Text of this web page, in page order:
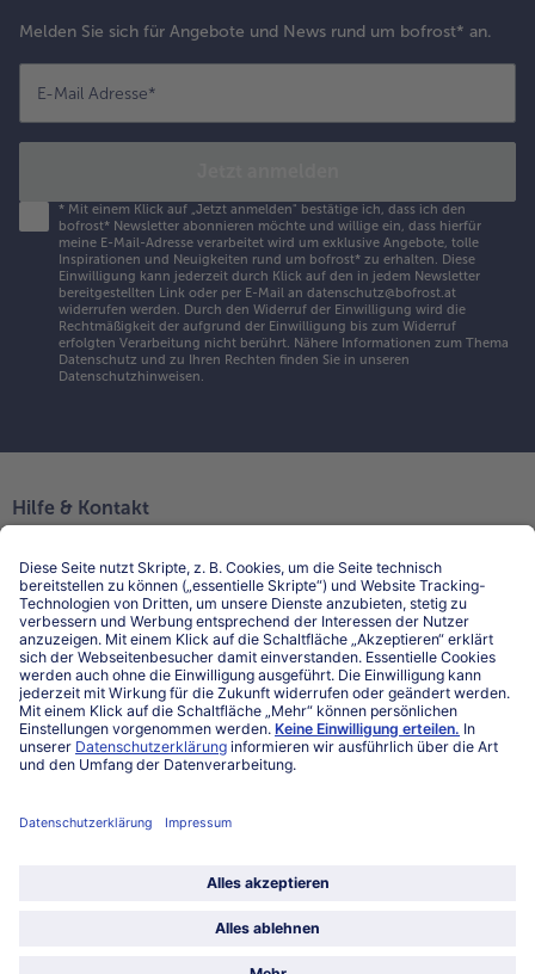
Melden Sie sich für Angebote und News rund um bofrost* an.
E-Mail Adresse*
* Mit einem Klick auf „Jetzt anmelden" bestätige ich, dass ich den
bofrost* Newsletter abonnieren möchte und willige ein, dass hierfür
meine E-Mail-Adresse verarbeitet wird um exklusive Angebote, tolle
Inspirationen und Neuigkeiten rund um bofrost* zu erhalten. Diese
Einwilligung kann jederzeit durch Klick auf den in jedem Newsletter
bereitgestellten Link oder per E-Mail an datenschutz@bofrost.at
widerrufen werden. Durch den Widerruf der Einwilligung wird die
Rechtmäßigkeit der aufgrund der Einwilligung bis zum Widerruf
erfolgten Verarbeitung nicht berührt. Nähere Informationen zum Thema
Datenschutz und zu Ihren Rechten finden Sie in unseren
Datenschutzhinweisen.
Hilfe & Kontakt
Kontakt
FAQ
Service
Unternehmen